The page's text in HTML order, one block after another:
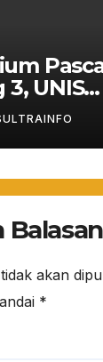
UNIS
243
Balasan
akan
*